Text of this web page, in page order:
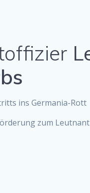
ins Germania-Rott
zum Leutnant